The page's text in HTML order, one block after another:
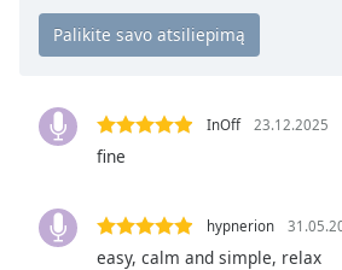
dialog
window.
cancel
window.
InOff 23.12.2025
fine
hypnerion
easy, calm and simple, relax